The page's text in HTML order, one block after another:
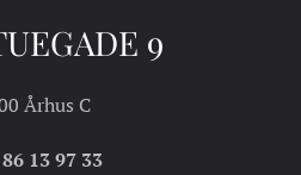
9
Århus C
13 97 33